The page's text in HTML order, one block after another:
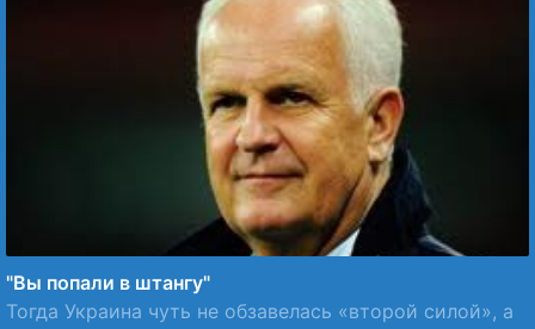
"Вы попали в штангу"
Тогда Украина чуть не обзавелась «второй силой», а